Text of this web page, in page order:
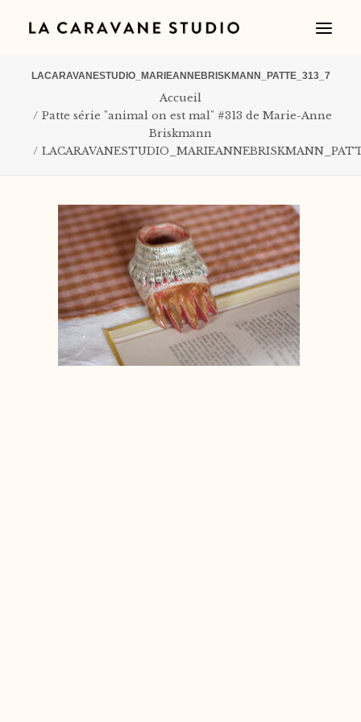
LACARAVANESTUDIO_MARIEANNEBRISKMANN_PATTE_313_7
Accueil
Patte série "animal on est mal" #313 de Marie-Anne
Briskmann